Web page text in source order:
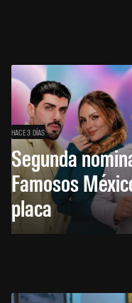
HACE 3 DÍAS
Segunda
Famosos
placa